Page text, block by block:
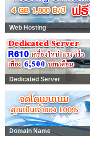
Web Hosting
Dedicated Server
Domain Name